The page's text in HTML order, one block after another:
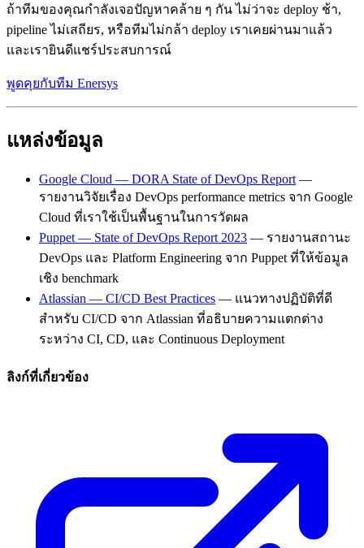
ถ้าทีมของคุณกำลังเจอปัญหาคล้าย ๆ กัน ไม่ว่าจะ deploy ช้า,
pipeline ไม่เสถียร, หรือทีมไม่กล้า deploy เราเคยผ่านมาแล้ว
และเรายินดีแชร์ประสบการณ์
พูดคุยกับทีม Enersys
แหล่งข้อมูล
Google Cloud — DORA State of DevOps Report —
รายงานวิจัยเรื่อง DevOps performance metrics จาก Google
Cloud ที่เราใช้เป็นพื้นฐานในการวัดผล
Puppet — State of DevOps Report 2023 — รายงานสถานะ
DevOps และ Platform Engineering จาก Puppet ที่ให้ข้อมูล
เชิง benchmark
Atlassian — CI/CD Best Practices — แนวทางปฏิบัติที่ดี
สำหรับ CI/CD จาก Atlassian ที่อธิบายความแตกต่าง
ระหว่าง CI, CD, และ Continuous Deployment
ลิงก์ที่เกี่ยวข้อง